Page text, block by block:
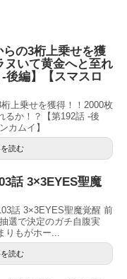
らの3桁上乗せを獲
ヌいて黄金へと至れ
後編】【スマスロ
上乗せを獲得！！2000枚
るか！？【第192話 -後
カムイ】
読む
話 3×3EYES聖魔
話 3×3EYES聖魔覚醒 前
選で決定のガチ自腹実
もがホー...
読む